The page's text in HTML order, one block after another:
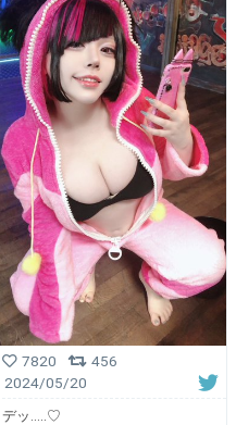
7820
456
2024/05/20
デッ.....♡